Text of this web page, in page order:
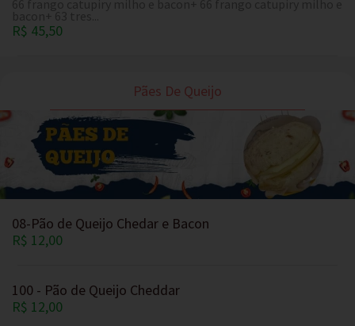
R$ 45,50
Pães De Queijo
08-Pão de Queijo Chedar e Bacon
R$ 12,00
100 - Pão de Queijo Cheddar
R$ 12,00